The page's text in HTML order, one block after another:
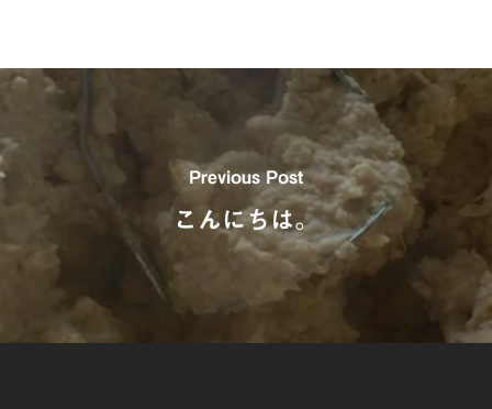
Previous Post
こんにちは。